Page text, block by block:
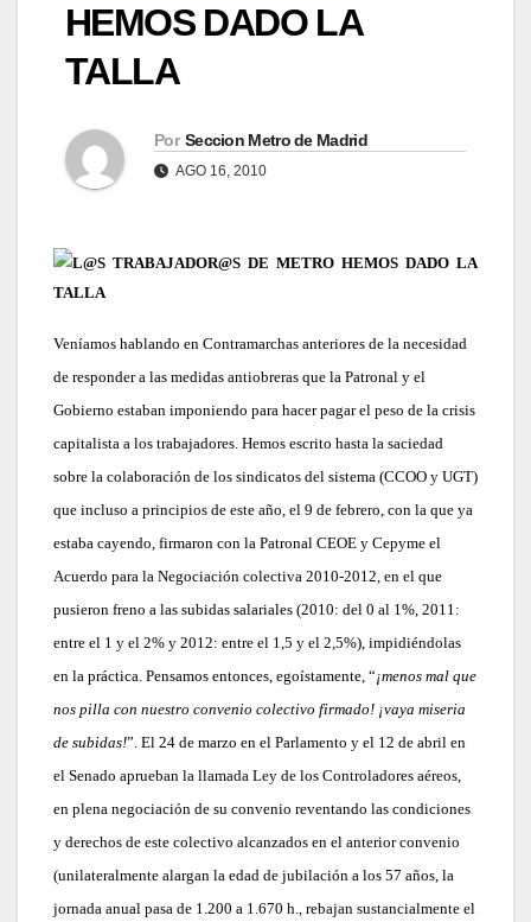
HEMOS DADO LA
TALLA
Por Seccion Metro de Madrid
AGO 16, 2010
L@S TRABAJADOR@S DE METRO HEMOS DADO LA
TALLA
Veníamos hablando en Contramarchas anteriores de la necesidad
de responder a las medidas antiobreras que la Patronal y el
Gobierno estaban imponiendo para hacer pagar el peso de la crisis
capitalista a los trabajadores. Hemos escrito hasta la saciedad
sobre la colaboración de los sindicatos del sistema (CCOO y UGT)
que incluso a principios de este año, el 9 de febrero, con la que ya
estaba cayendo, firmaron con la Patronal CEOE y Cepyme el
Acuerdo para la Negociación colectiva 2010-2012, en el que
pusieron freno a las subidas salariales (2010: del 0 al 1%, 2011:
entre el 1 y el 2% y 2012: entre el 1,5 y el 2,5%), impidiéndolas
en la práctica. Pensamos entonces, egoístamente, “¡menos mal que
nos pilla con nuestro convenio colectivo firmado! ¡vaya miseria
de subidas!”. El 24 de marzo en el Parlamento y el 12 de abril en
el Senado aprueban la llamada Ley de los Controladores aéreos,
en plena negociación de su convenio reventando las condiciones
y derechos de este colectivo alcanzados en el anterior convenio
(unilateralmente alargan la edad de jubilación a los 57 años, la
jornada anual pasa de 1.200 a 1.670 h., rebajan sustancialmente el